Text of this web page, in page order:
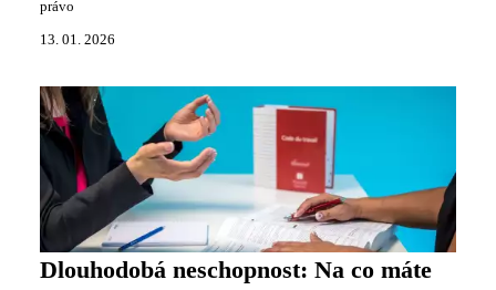
právo
13. 01. 2026
Dlouhodobá neschopnost: Na co máte